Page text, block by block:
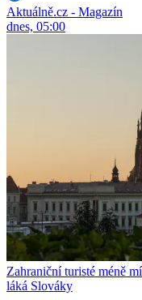
Aktuálně.cz - Magazín
dnes, 05:00
Zahraniční turisté méně
láká Slováky